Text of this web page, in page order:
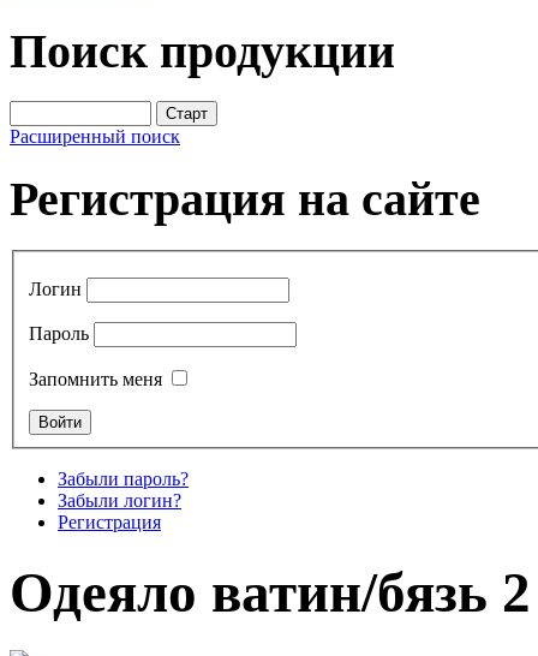
Поиск продукции
Расширенный поиск
Регистрация на сайте
Логин
Пароль
Запомнить меня
Забыли пароль?
Забыли логин?
Регистрация
Одеяло ватин/бязь